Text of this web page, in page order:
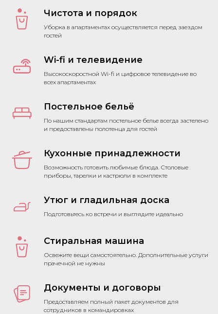
Чистота и порядок
Уборка в апартаментах осуществляется перед заездом
гостей
Wi-fi и телевидение
Высокоскоростной Wi-fi и цифровое телевидение во
всех апартаментах
Постельное бельё
По нашим стандартам постельное белье всегда застелено
и предоставлены полотенца для гостей
Кухонные принадлежности
Возможность готовить любимые блюда. Столовые
приборы, тарелки и кастрюли в комплекте
Утюг и гладильная доска
Подготовьтесь ко встречи и выглядите идеально
Стиральная машина
Освежите вещи самостоятельно. Дополнительные услуги
прачечной не нужны
Документы и договоры
Предоставляем полный пакет документов для
сотрудников в командировках